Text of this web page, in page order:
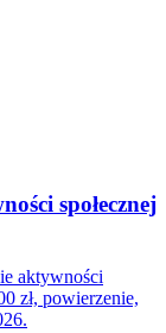
społecznej
aktywności
zł, powierzenie,